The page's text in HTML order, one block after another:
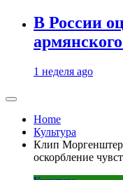
В России
1 неделя ago
Home
Культура
Клип
оскорбление